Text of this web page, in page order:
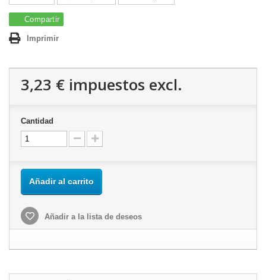
Compartir
Imprimir
3,23 € impuestos excl.
Cantidad
Añadir al carrito
Añadir a la lista de deseos